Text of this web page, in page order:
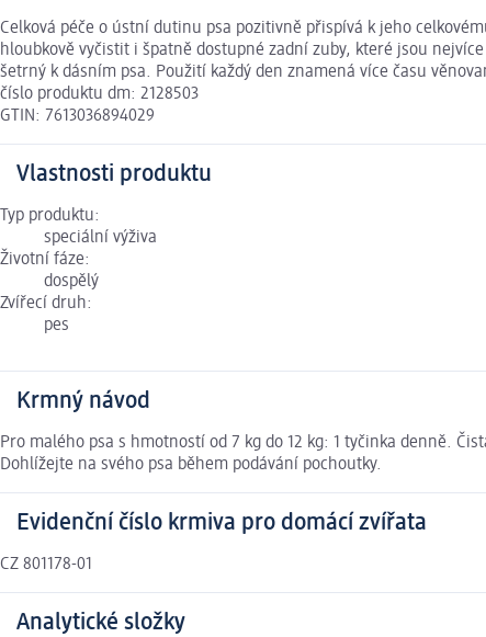
Celková péče o ústní dutinu psa pozitivně přispívá k jeho
hloubkově vyčistit i špatně dostupné zadní zuby, které jsou
šetrný k dásním psa. Použití každý den znamená více času
číslo produktu dm: 2128503
GTIN: 7613036894029
Vlastnosti produktu
Typ produktu:
speciální výživa
Životní fáze:
dospělý
Zvířecí druh:
pes
Krmný návod
Pro malého psa s hmotností od 7 kg do 12 kg: 1 tyčinka denně.
Dohlížejte na svého psa během podávání pochoutky.
Evidenční číslo krmiva pro domácí zvířata
CZ 801178-01
Analytické složky